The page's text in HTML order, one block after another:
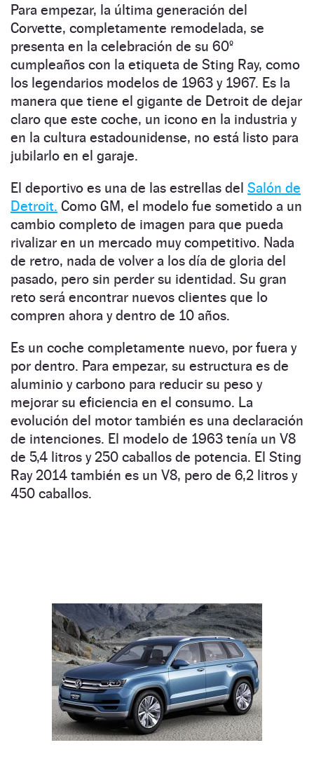
Para empezar, la última generación del
Corvette, completamente remodelada, se
presenta en la celebración de su 60º
cumpleaños con la etiqueta de Sting Ray, como
los legendarios modelos de 1963 y 1967. Es la
manera que tiene el gigante de Detroit de dejar
claro que este coche, un icono en la industria y
en la cultura estadounidense, no está listo para
jubilarlo en el garaje.
El deportivo es una de las estrellas del Salón de
Detroit. Como GM, el modelo fue sometido a un
cambio completo de imagen para que pueda
rivalizar en un mercado muy competitivo. Nada
de retro, nada de volver a los día de gloria del
pasado, pero sin perder su identidad. Su gran
reto será encontrar nuevos clientes que lo
compren ahora y dentro de 10 años.
Es un coche completamente nuevo, por fuera y
por dentro. Para empezar, su estructura es de
aluminio y carbono para reducir su peso y
mejorar su eficiencia en el consumo. La
evolución del motor también es una declaración
de intenciones. El modelo de 1963 tenía un V8
de 5,4 litros y 250 caballos de potencia. El Sting
Ray 2014 también es un V8, pero de 6,2 litros y
450 caballos.